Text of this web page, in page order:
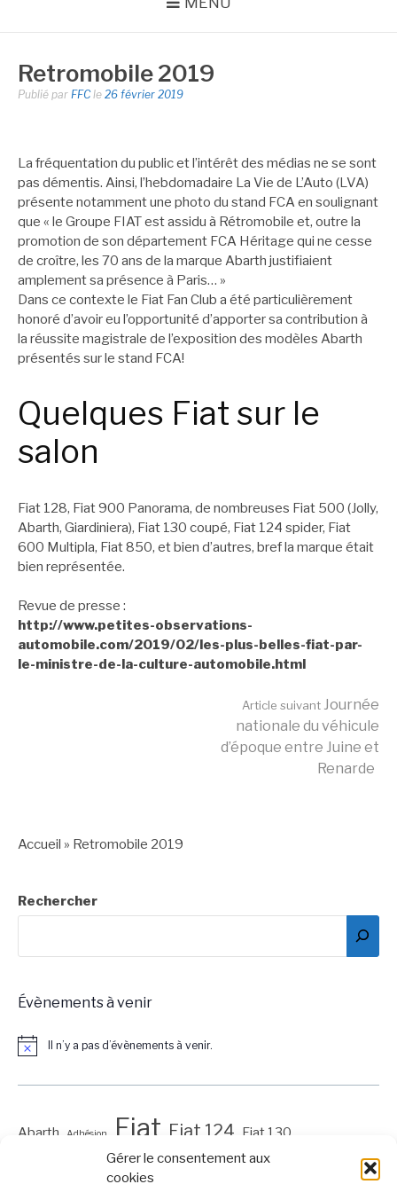
Gérer le consentement aux
cookies
Retromobile 2019
Publié par FFCle 26 février 2019
La fréquentation du public et l’intérêt des médias ne se sont
pas démentis. Ainsi, l’hebdomadaire La Vie de L’Auto (LVA)
présente notamment une photo du stand FCA en soulignant
que « le Groupe FIAT est assidu à Rétromobile et, outre la
promotion de son département FCA Héritage qui ne cesse
de croître, les 70 ans de la marque Abarth justifiaient
amplement sa présence à Paris… »
Dans ce contexte le Fiat Fan Club a été particulièrement
honoré d’avoir eu l’opportunité d’apporter sa contribution à
la réussite magistrale de l’exposition des modèles Abarth
présentés sur le stand FCA!
Quelques Fiat sur le
salon
Fiat 128, Fiat 900 Panorama, de nombreuses Fiat 500 (Jolly,
Abarth, Giardiniera), Fiat 130 coupé, Fiat 124 spider, Fiat
600 Multipla, Fiat 850, et bien d’autres, bref la marque était
bien représentée.
Revue de presse :
http://www.petites-observations-
automobile.com/2019/02/les-plus-belles-fiat-par-
le-ministre-de-la-culture-automobile.html
suite
Article suivant Journée
nationale du véhicule
d’époque entre Juine et
Renarde
Accueil » Retromobile 2019
Rechercher
Évènements à venir
NoticeIl n’y a pas d’évènements à venir.
Abarth Adhésion Fiat Fiat 124 Fiat 130
Fiat 600 Fiat 850